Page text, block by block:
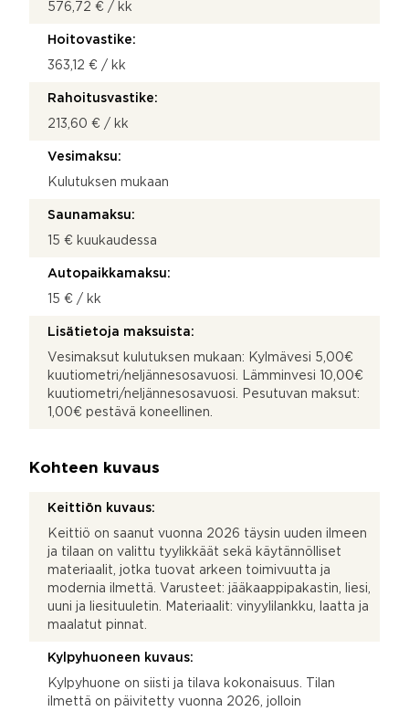
576,72 € / kk
Hoitovastike:
363,12 € / kk
Rahoitusvastike:
213,60 € / kk
Vesimaksu:
Kulutuksen mukaan
Saunamaksu:
15 € kuukaudessa
Autopaikkamaksu:
15 € / kk
Lisätietoja maksuista:
Vesimaksut kulutuksen mukaan: Kylmävesi 5,00€
kuutiometri/neljännesosavuosi. Lämminvesi 10,00€
kuutiometri/neljännesosavuosi. Pesutuvan maksut:
1,00€ pestävä koneellinen.
Kohteen kuvaus
Keittiön kuvaus:
Keittiö on saanut vuonna 2026 täysin uuden ilmeen
ja tilaan on valittu tyylikkäät sekä käytännölliset
materiaalit, jotka tuovat arkeen toimivuutta ja
modernia ilmettä. Varusteet: jääkaappipakastin, liesi,
uuni ja liesituuletin. Materiaalit: vinyylilankku, laatta ja
maalatut pinnat.
Kylpyhuoneen kuvaus:
Kylpyhuone on siisti ja tilava kokonaisuus. Tilan
ilmettä on päivitetty vuonna 2026, jolloin